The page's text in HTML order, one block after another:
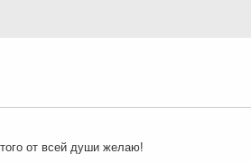
от всей души желаю!